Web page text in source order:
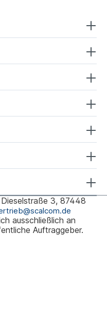
3, 87448
ausschließlich an
Auftraggeber.